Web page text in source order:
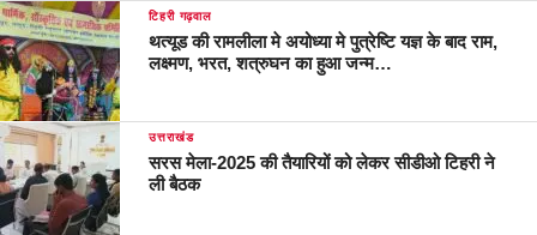
टिहरी गढ़वाल
थत्यूड की रामलीला मे अयोध्या मे पुत्रेष्टि यज्ञ के बाद राम,
लक्ष्मण, भरत, शत्रुघन का हुआ जन्म…
उत्तराखंड
सरस मेला-2025 की तैयारियों को लेकर सीडीओ टिहरी ने
ली बैठक